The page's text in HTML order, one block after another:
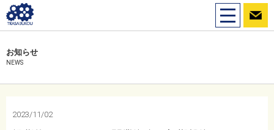
toggle
navigation
お知らせ
NEWS
2023/11/02